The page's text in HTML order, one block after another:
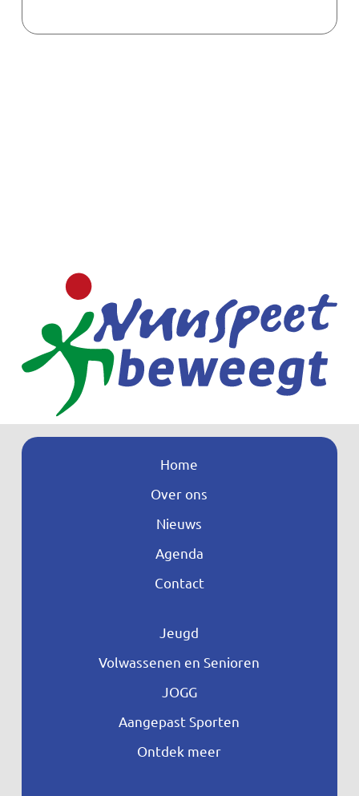
Home
Over ons
Nieuws
Agenda
Contact
Jeugd
Volwassenen en Senioren
JOGG
Aangepast Sporten
Ontdek meer